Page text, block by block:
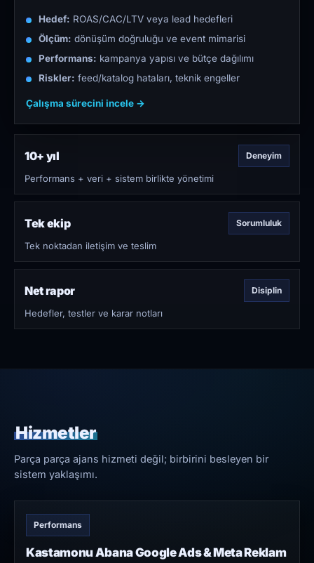
Hedef: ROAS/CAC/LTV veya lead hedefleri
Ölçüm: dönüşüm doğruluğu ve event mimarisi
Performans: kampanya yapısı ve bütçe dağılımı
Riskler: feed/katalog hataları, teknik engeller
Çalışma sürecini incele →
10+ yıl Deneyim
Performans + veri + sistem birlikte yönetimi
Tek ekip Sorumluluk
Tek noktadan iletişim ve teslim
Net rapor Disiplin
Hedefler, testler ve karar notları
Hizmetler
Parça parça ajans hizmeti değil; birbirini besleyen bir
sistem yaklaşımı.
Performans
Kastamonu Abana Google Ads & Meta Reklam